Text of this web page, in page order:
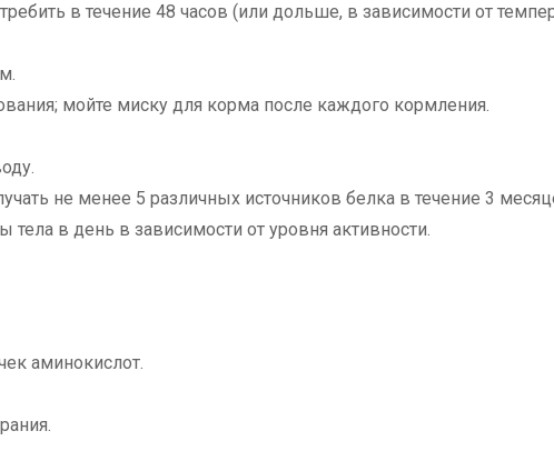
в течение 48 часов (или дольше, в зависимости от
мойте миску для корма после каждого кормления.
не менее 5 различных источников белка в течение 3
в день в зависимости от уровня активности.
аминокислот.